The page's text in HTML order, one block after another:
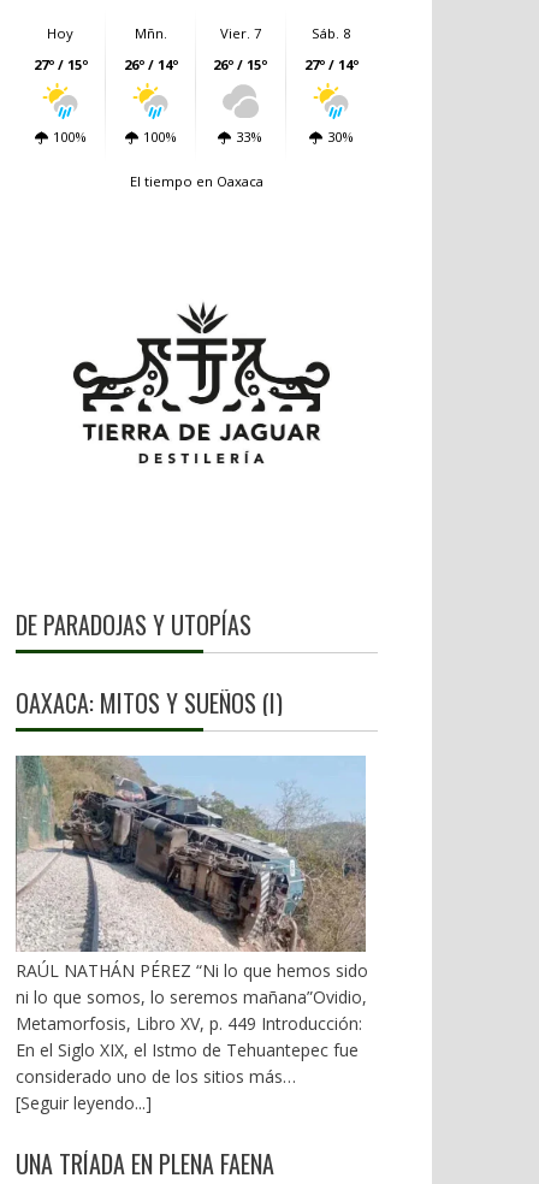
Hoy
27º / 15º
100%
Mñn.
26º / 14º
100%
Vier. 7
26º / 15º
33%
Sáb. 8
27º / 14º
30%
El tiempo en Oaxaca
DE PARADOJAS Y UTOPÍAS
OAXACA: MITOS Y SUEÑOS (I)
RAÚL NATHÁN PÉREZ “Ni lo que hemos sido
ni lo que somos, lo seremos mañana”Ovidio,
Metamorfosis, Libro XV, p. 449 Introducción:
En el Siglo XIX, el Istmo de Tehuantepec fue
considerado uno de los sitios más
estratégicos a nivel mundial. En la mira de los
emanados del PRI iniciaron una serie de
[Seguir leyendo...]
UNA TRÍADA EN PLENA FAENA